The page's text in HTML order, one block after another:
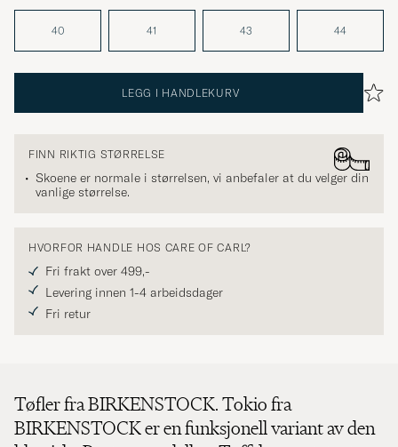
40 41 43 44
LEGG I HANDLEKURV
FINN RIKTIG STØRRELSE
Skoene er normale i størrelsen, vi anbefaler at du velger din
vanlige størrelse.
HVORFOR HANDLE HOS CARE OF CARL?
Fri frakt over 499,-
Levering innen 1-4 arbeidsdager
Fri retur
Tøfler fra BIRKENSTOCK. Tokio fra
BIRKENSTOCK er en funksjonell variant av den